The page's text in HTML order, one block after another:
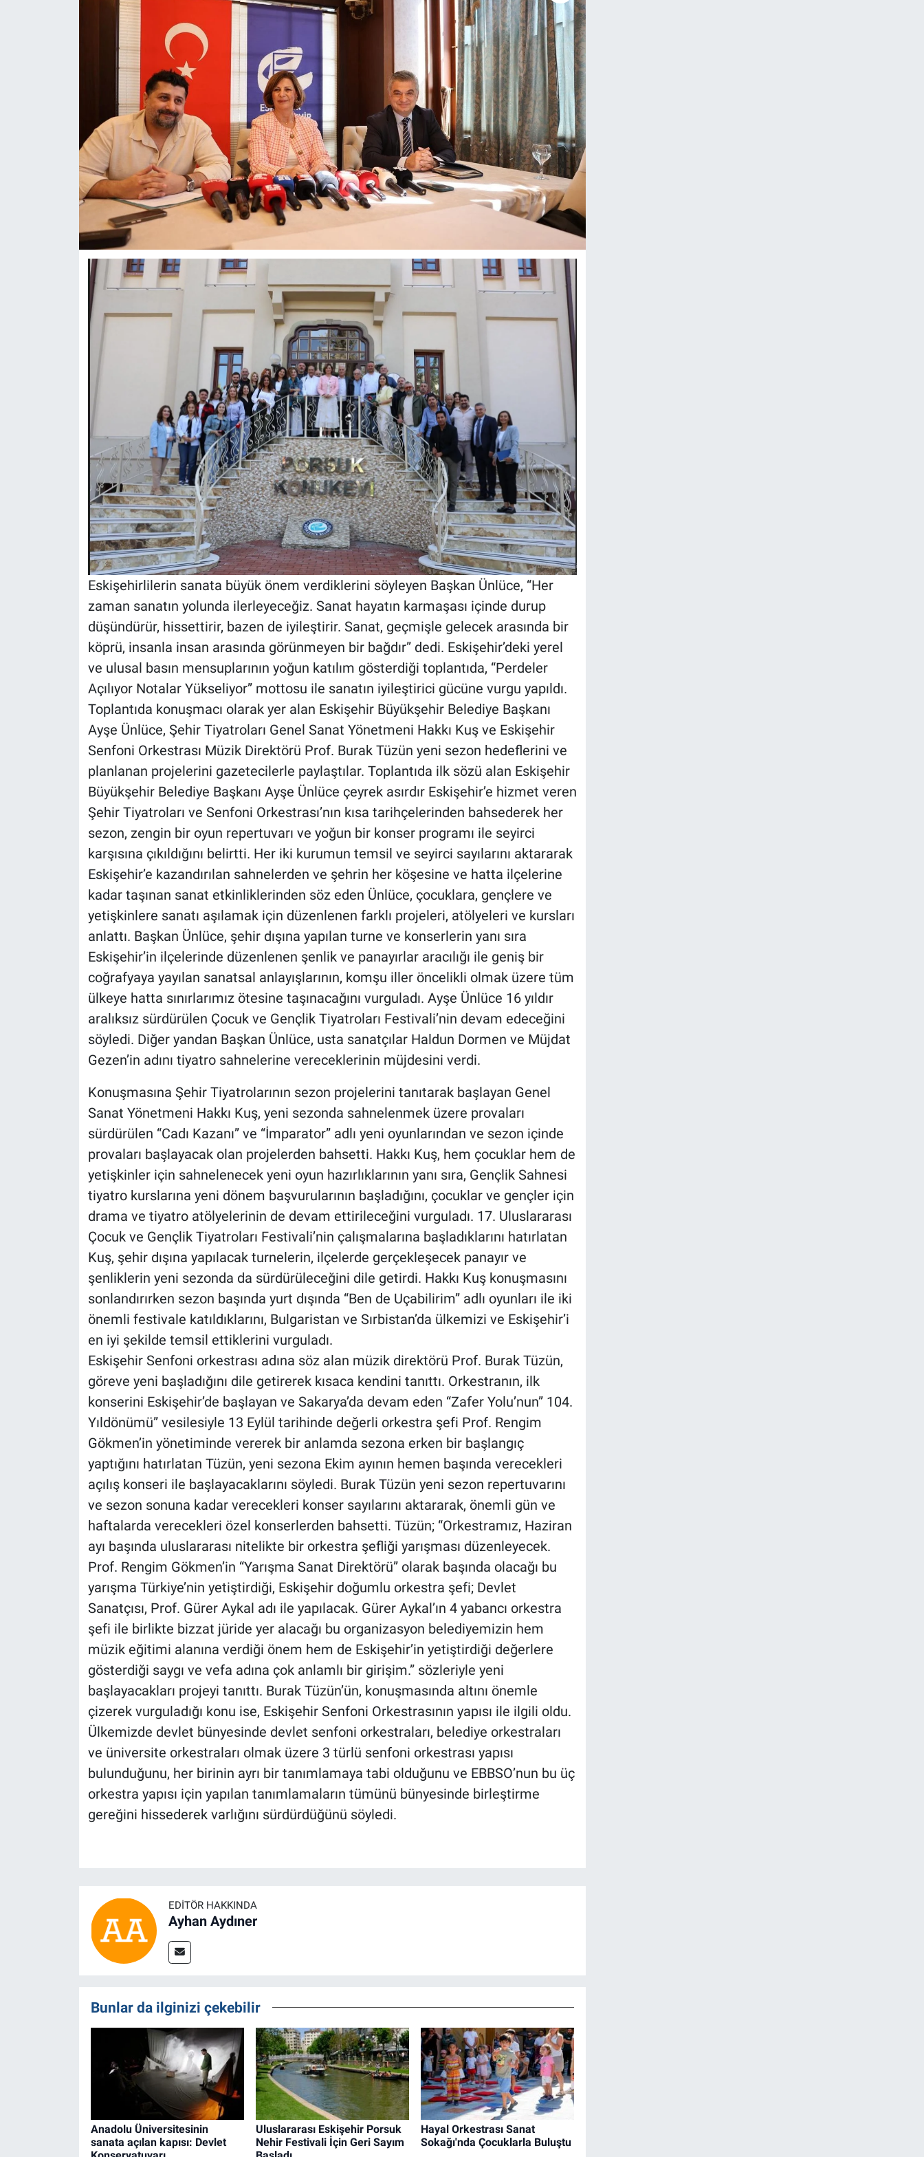
Eskişehirlilerin sanata büyük önem verdiklerini söyleyen Başkan Ünlüce, “Her
zaman sanatın yolunda ilerleyeceğiz. Sanat hayatın karmaşası içinde durup
düşündürür, hissettirir, bazen de iyileştirir. Sanat, geçmişle gelecek arasında bir
köprü, insanla insan arasında görünmeyen bir bağdır” dedi. Eskişehir’deki yerel
ve ulusal basın mensuplarının yoğun katılım gösterdiği toplantıda, “Perdeler
Açılıyor Notalar Yükseliyor” mottosu ile sanatın iyileştirici gücüne vurgu yapıldı.
Toplantıda konuşmacı olarak yer alan Eskişehir Büyükşehir Belediye Başkanı
Ayşe Ünlüce, Şehir Tiyatroları Genel Sanat Yönetmeni Hakkı Kuş ve Eskişehir
Senfoni Orkestrası Müzik Direktörü Prof. Burak Tüzün yeni sezon hedeflerini ve
planlanan projelerini gazetecilerle paylaştılar. Toplantıda ilk sözü alan Eskişehir
Büyükşehir Belediye Başkanı Ayşe Ünlüce çeyrek asırdır Eskişehir’e hizmet veren
Şehir Tiyatroları ve Senfoni Orkestrası’nın kısa tarihçelerinden bahsederek her
sezon, zengin bir oyun repertuvarı ve yoğun bir konser programı ile seyirci
karşısına çıkıldığını belirtti. Her iki kurumun temsil ve seyirci sayılarını aktararak
Eskişehir’e kazandırılan sahnelerden ve şehrin her köşesine ve hatta ilçelerine
kadar taşınan sanat etkinliklerinden söz eden Ünlüce, çocuklara, gençlere ve
yetişkinlere sanatı aşılamak için düzenlenen farklı projeleri, atölyeleri ve kursları
anlattı. Başkan Ünlüce, şehir dışına yapılan turne ve konserlerin yanı sıra
Eskişehir’in ilçelerinde düzenlenen şenlik ve panayırlar aracılığı ile geniş bir
coğrafyaya yayılan sanatsal anlayışlarının, komşu iller öncelikli olmak üzere tüm
ülkeye hatta sınırlarımız ötesine taşınacağını vurguladı. Ayşe Ünlüce 16 yıldır
aralıksız sürdürülen Çocuk ve Gençlik Tiyatroları Festivali’nin devam edeceğini
söyledi. Diğer yandan Başkan Ünlüce, usta sanatçılar Haldun Dormen ve Müjdat
Gezen’in adını tiyatro sahnelerine vereceklerinin müjdesini verdi.
Konuşmasına Şehir Tiyatrolarının sezon projelerini tanıtarak başlayan Genel
Sanat Yönetmeni Hakkı Kuş, yeni sezonda sahnelenmek üzere provaları
sürdürülen “Cadı Kazanı” ve “İmparator” adlı yeni oyunlarından ve sezon içinde
provaları başlayacak olan projelerden bahsetti. Hakkı Kuş, hem çocuklar hem de
yetişkinler için sahnelenecek yeni oyun hazırlıklarının yanı sıra, Gençlik Sahnesi
tiyatro kurslarına yeni dönem başvurularının başladığını, çocuklar ve gençler için
drama ve tiyatro atölyelerinin de devam ettirileceğini vurguladı. 17. Uluslararası
Çocuk ve Gençlik Tiyatroları Festivali’nin çalışmalarına başladıklarını hatırlatan
Kuş, şehir dışına yapılacak turnelerin, ilçelerde gerçekleşecek panayır ve
şenliklerin yeni sezonda da sürdürüleceğini dile getirdi. Hakkı Kuş konuşmasını
sonlandırırken sezon başında yurt dışında “Ben de Uçabilirim” adlı oyunları ile iki
önemli festivale katıldıklarını, Bulgaristan ve Sırbistan’da ülkemizi ve Eskişehir’i
en iyi şekilde temsil ettiklerini vurguladı.
Eskişehir Senfoni orkestrası adına söz alan müzik direktörü Prof. Burak Tüzün,
göreve yeni başladığını dile getirerek kısaca kendini tanıttı. Orkestranın, ilk
konserini Eskişehir’de başlayan ve Sakarya’da devam eden “Zafer Yolu’nun” 104.
Yıldönümü” vesilesiyle 13 Eylül tarihinde değerli orkestra şefi Prof. Rengim
Gökmen’in yönetiminde vererek bir anlamda sezona erken bir başlangıç
yaptığını hatırlatan Tüzün, yeni sezona Ekim ayının hemen başında verecekleri
açılış konseri ile başlayacaklarını söyledi. Burak Tüzün yeni sezon repertuvarını
ve sezon sonuna kadar verecekleri konser sayılarını aktararak, önemli gün ve
haftalarda verecekleri özel konserlerden bahsetti. Tüzün; “Orkestramız, Haziran
ayı başında uluslararası nitelikte bir orkestra şefliği yarışması düzenleyecek.
Prof. Rengim Gökmen’in “Yarışma Sanat Direktörü” olarak başında olacağı bu
yarışma Türkiye’nin yetiştirdiği, Eskişehir doğumlu orkestra şefi; Devlet
Sanatçısı, Prof. Gürer Aykal adı ile yapılacak. Gürer Aykal’ın 4 yabancı orkestra
şefi ile birlikte bizzat jüride yer alacağı bu organizasyon belediyemizin hem
müzik eğitimi alanına verdiği önem hem de Eskişehir’in yetiştirdiği değerlere
gösterdiği saygı ve vefa adına çok anlamlı bir girişim.” sözleriyle yeni
başlayacakları projeyi tanıttı. Burak Tüzün’ün, konuşmasında altını önemle
çizerek vurguladığı konu ise, Eskişehir Senfoni Orkestrasının yapısı ile ilgili oldu.
Ülkemizde devlet bünyesinde devlet senfoni orkestraları, belediye orkestraları
ve üniversite orkestraları olmak üzere 3 türlü senfoni orkestrası yapısı
bulunduğunu, her birinin ayrı bir tanımlamaya tabi olduğunu ve EBBSO’nun bu üç
orkestra yapısı için yapılan tanımlamaların tümünü bünyesinde birleştirme
gereğini hissederek varlığını sürdürdüğünü söyledi.
EDITÖR HAKKINDA
Ayhan Aydıner
Bunlar da ilginizi çekebilir
Anadolu Üniversitesinin
sanata açılan kapısı: Devlet
Uluslararası Eskişehir Porsuk
Nehir Festivali İçin Geri Sayım
Hayal Orkestrası Sanat
Sokağı'nda Çocuklarla Buluştu